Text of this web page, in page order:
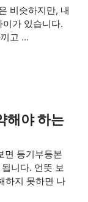
비슷하지만, 내
가 있습니다.
고 ...
해야 하는
면 등기부등본
니다. 언뜻 보
하지 못하면 나